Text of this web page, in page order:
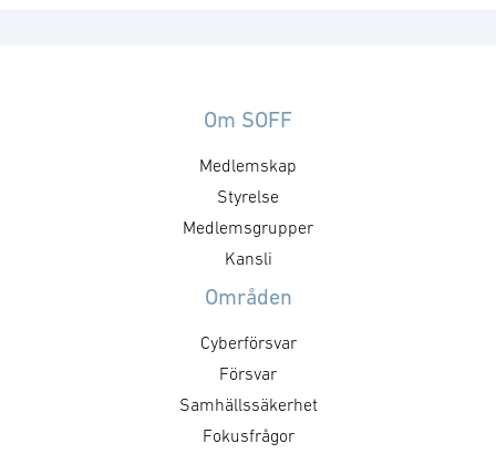
Om SOFF
Medlemskap
Styrelse
Medlemsgrupper
Kansli
Områden
Cyberförsvar
Försvar
Samhällssäkerhet
Fokusfrågor